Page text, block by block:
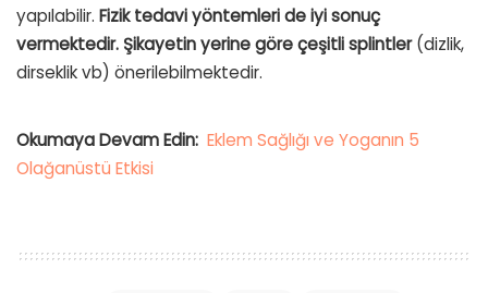
yapılabilir. Fizik tedavi yöntemleri de iyi sonuç
vermektedir. Şikayetin yerine göre çeşitli splintler(dizlik,
dirseklik vb) önerilebilmektedir.
Okumaya Devam Edin: Eklem Sağlığı ve Yoganın 5
Olağanüstü Etkisi